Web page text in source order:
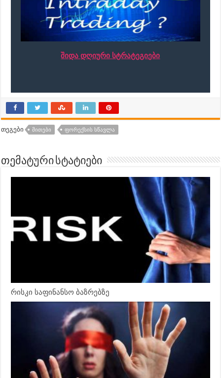
შიდა დღიური სტრატეგიები
თეგები ᲛᲘᲗᲔᲑᲘ ᲤᲝᲠᲔᲥᲡᲘᲡ ᲡᲬᲐᲕᲚᲐ
თემატური სტატიები
რისკი საფინანსო ბაზრებზე